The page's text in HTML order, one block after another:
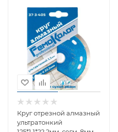
Круг отрезной алмазный
ультратонкий